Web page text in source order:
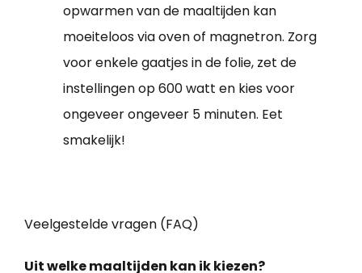
opwarmen van de maaltijden kan
moeiteloos via oven of magnetron. Zorg
voor enkele gaatjes in de folie, zet de
instellingen op 600 watt en kies voor
ongeveer ongeveer 5 minuten. Eet
smakelijk!
Veelgestelde vragen (FAQ)
Uit welke maaltijden kan ik kiezen?